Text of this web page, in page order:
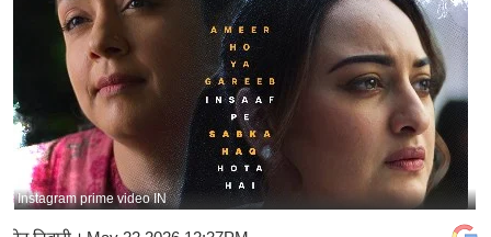
र्रा
ष्ट्री
य
बि
ज़
Instagram prime video IN